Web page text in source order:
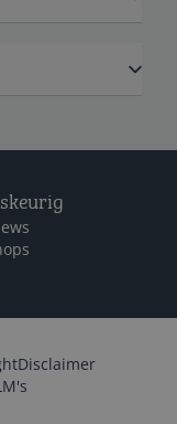
Disclaimer